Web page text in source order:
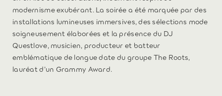
modernisme exubérant. La soirée a été marquée par des
installations lumineuses immersives, des sélections mode
soigneusement élaborées et la présence du DJ
Questlove, musicien, producteur et batteur
emblématique de longue date du groupe The Roots,
lauréat d’un Grammy Award.